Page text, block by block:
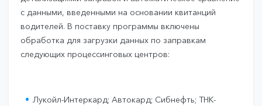
с данными, введенными на основании квитанций
водителей. В поставку программы включены
обработка для загрузки данных по заправкам
следующих процессинговых центров:
Лукойл-Интеркард; Автокард; Сибнефть; ТНК-